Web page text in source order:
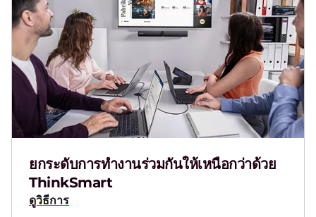
ยกระดับการทำงานร่วมกันให้เหนือกว่าด้วย
ThinkSmart
ดูวิธีการ